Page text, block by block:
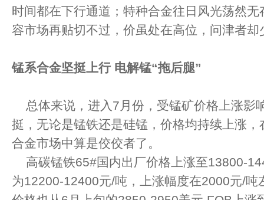
时间都在下行通道；特种合金往日风光荡然无
容市场再贴切不过，价虽处在高位，问津者却
锰系合金坚挺上行 电解锰“拖后腿”
总体来说，进入7月份，受锰矿价格上涨影
挺，无论是锰铁还是硅锰，价格均持续上涨
合金市场中算是佼佼者了。
高碳锰铁65#国内出厂价格上涨至13800-
为12200-12400元/吨，上涨幅度在2000元/吨